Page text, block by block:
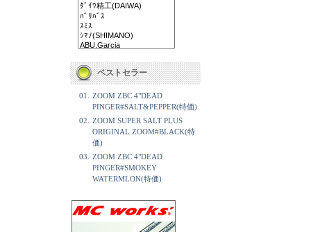
ベストセラー
01.
ZOOM ZBC 4"DEAD
PINGER#SALT&PEPPER(特価)
02.
ZOOM SUPER SALT PLUS
ORIGINAL ZOOM#BLACK(特
価)
03.
ZOOM ZBC 4"DEAD
PINGER#SMOKEY
WATERMLON(特価)